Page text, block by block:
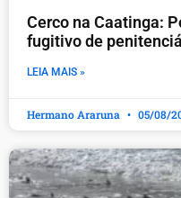
Cerco na Caatinga:
fugitivo de
LEIA MAIS »
Hermano Araruna 05/08/